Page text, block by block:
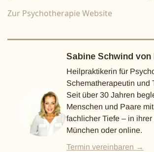
Zur Psychotherapie Website
Sabine Schwind
Heilpraktikerin für
Schematherapeutin und
Seit über 30 Jahren
Menschen und Paare
fachlicher Tiefe – in ihrer
München oder online.
Termin vereinbaren →